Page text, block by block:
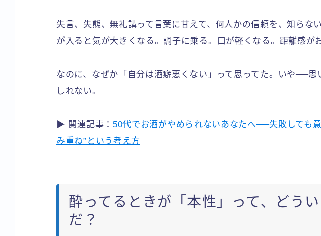
失言、失態、無礼講って言葉に甘えて、何人かの信頼を、知らな
が入ると気が大きくなる。調子に乗る。口が軽くなる。距離感が
なのに、なぜか「自分は酒癖悪くない」って思ってた。いや──思
しれない。
▶ 関連記事： 50代でお酒がやめられないあなたへ──失敗しても
み重ね”という考え方
酔ってるときが「本性」って、どう
だ？